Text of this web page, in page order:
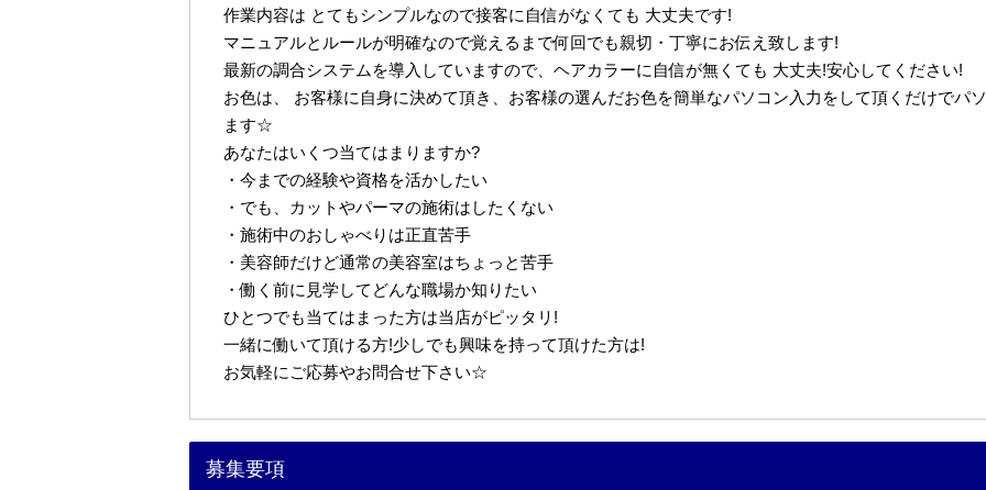
作業内容は とてもシンプルなので接客に自信がなくても 大丈夫です!
マニュアルとルールが明確なので覚えるまで何回でも親切・丁寧にお伝え致します!
最新の調合システムを導入していますので、ヘアカラーに自信が無くても 大丈夫!安心してください!
お色は、 お客様に自身に決めて頂き、お客様の選んだお色を簡単なパソコン入力をして頂くだけでパ
ます☆
あなたはいくつ当てはまりますか?
・今までの経験や資格を活かしたい
・でも、カットやパーマの施術はしたくない
・施術中のおしゃべりは正直苦手
・美容師だけど通常の美容室はちょっと苦手
・働く前に見学してどんな職場か知りたい
ひとつでも当てはまった方は当店がピッタリ!
一緒に働いて頂ける方!少しでも興味を持って頂けた方は!
お気軽にご応募やお問合せ下さい☆
募集要項